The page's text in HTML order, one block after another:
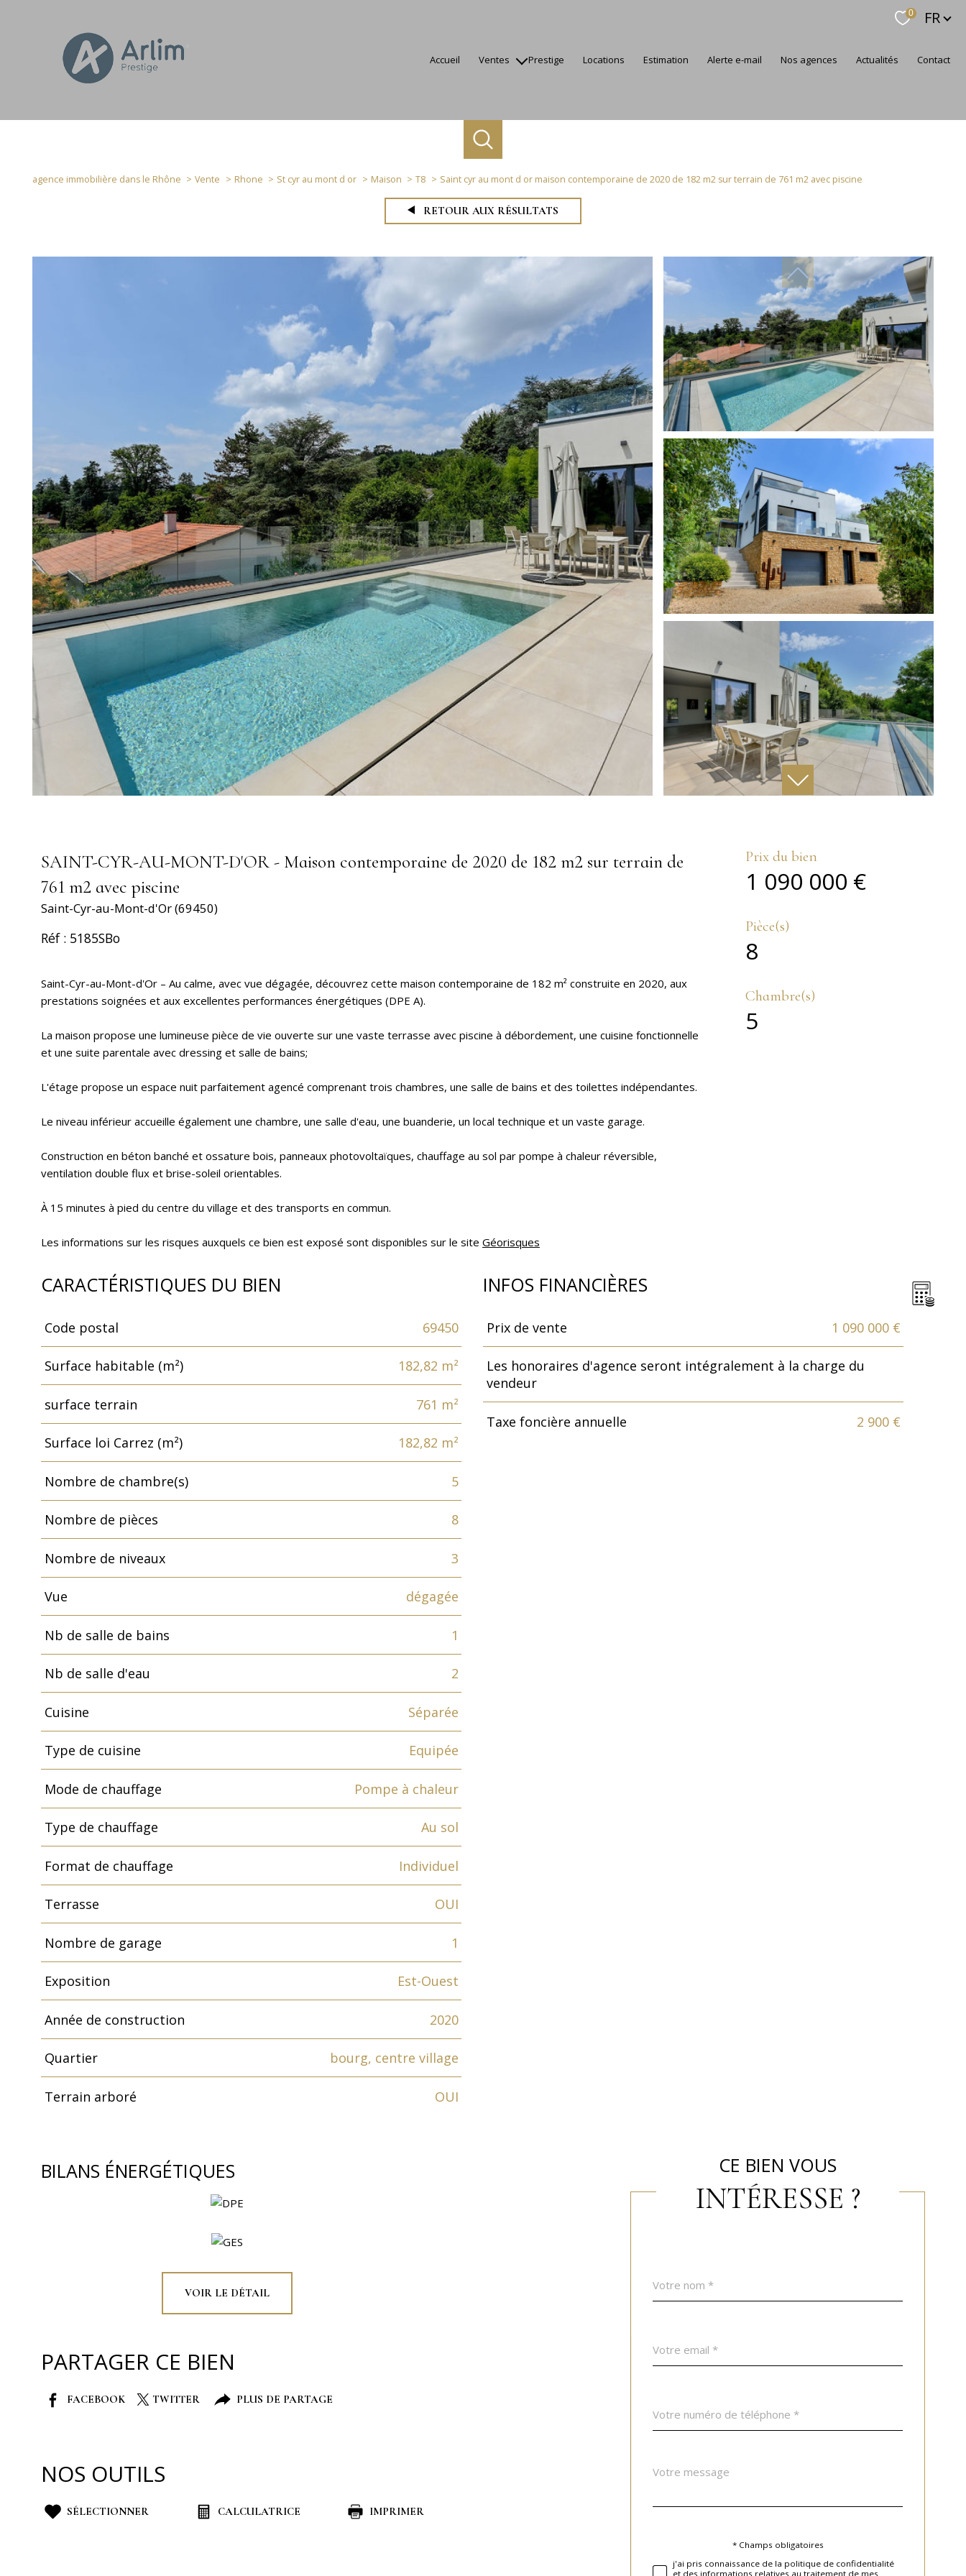
0 FR
accueil ventes
terrains
autres
biens vendus
prestige locations estimation alerte e-mail nos agences actualités contact
agence immobilière dans le Rhône Vente Rhone St cyr au mont d or Maison T8 Saint cyr au mont d or maison contemporaine de 2020 de 182 m2 sur terrain de 761 m2 avec piscine
RETOUR AUX RÉSULTATS
SAINT-CYR-AU-MONT-D'OR - Maison contemporaine de 2020 de 182 m2 sur terrain de
761 m2 avec piscine
Saint-Cyr-au-Mont-d'Or (69450)
Réf : 5185SBo
Saint-Cyr-au-Mont-d'Or – Au calme, avec vue dégagée, découvrez cette maison contemporaine de 182 m² construite en 2020, aux
prestations soignées et aux excellentes performances énergétiques (DPE A).
La maison propose une lumineuse pièce de vie ouverte sur une vaste terrasse avec piscine à débordement, une cuisine fonctionnelle
et une suite parentale avec dressing et salle de bains;
L'étage propose un espace nuit parfaitement agencé comprenant trois chambres, une salle de bains et des toilettes indépendantes.
Le niveau inférieur accueille également une chambre, une salle d'eau, une buanderie, un local technique et un vaste garage.
Construction en béton banché et ossature bois, panneaux photovoltaïques, chauffage au sol par pompe à chaleur réversible,
ventilation double flux et brise-soleil orientables.
À 15 minutes à pied du centre du village et des transports en commun.
Les informations sur les risques auxquels ce bien est exposé sont disponibles sur le site Géorisques
Prix du bien
1 090 000 €
Pièce(s)
8
Chambre(s)
5
CARACTÉRISTIQUES DU BIEN
Caractéristiques
Code postal 69450
Surface habitable (m²) 182,82 m²
surface terrain 761 m²
Surface loi Carrez (m²) 182,82 m²
Nombre de chambre(s) 5
Nombre de pièces 8
Nombre de niveaux 3
Vue dégagée
Nb de salle de bains 1
Nb de salle d'eau 2
Cuisine Séparée
Type de cuisine Equipée
Mode de chauffage Pompe à chaleur
Type de chauffage Au sol
Format de chauffage Individuel
Terrasse OUI
Nombre de garage 1
Exposition Est-Ouest
Année de construction 2020
Quartier bourg, centre village
Terrain arboré OUI
INFOS FINANCIÈRES
Caractéristiques
Prix de vente 1 090 000 €
Les honoraires d'agence seront intégralement à la charge du
vendeur
Taxe foncière annuelle 2 900 €
BILANS ÉNERGÉTIQUES
VOIR LE DÉTAIL
PARTAGER CE BIEN
FACEBOOK TWITTER PLUS DE PARTAGE
NOS OUTILS
SÉLECTIONNER CALCULATRICE IMPRIMER
CE BIEN VOUS
INTÉRESSE ?
par
*
*
*
Fieldset
Message
*
* Champs obligatoires
j'ai pris connaissance de la politique de confidentialité
et des informations relatives au traitement de mes